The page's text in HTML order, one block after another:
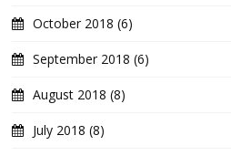
October 2018 (6)
September 2018 (6)
August 2018 (8)
July 2018 (8)